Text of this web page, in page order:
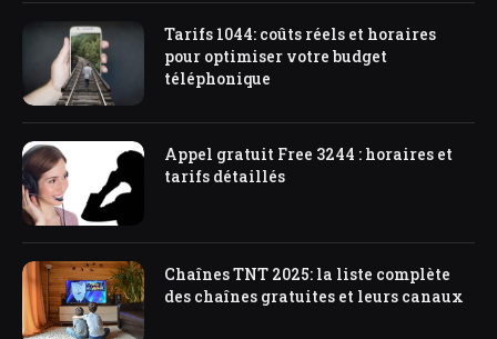
Tarifs 1044: coûts réels et horaires
pour optimiser votre budget
téléphonique
Appel gratuit Free 3244 : horaires et
tarifs détaillés
Chaînes TNT 2025: la liste complète
des chaînes gratuites et leurs canaux